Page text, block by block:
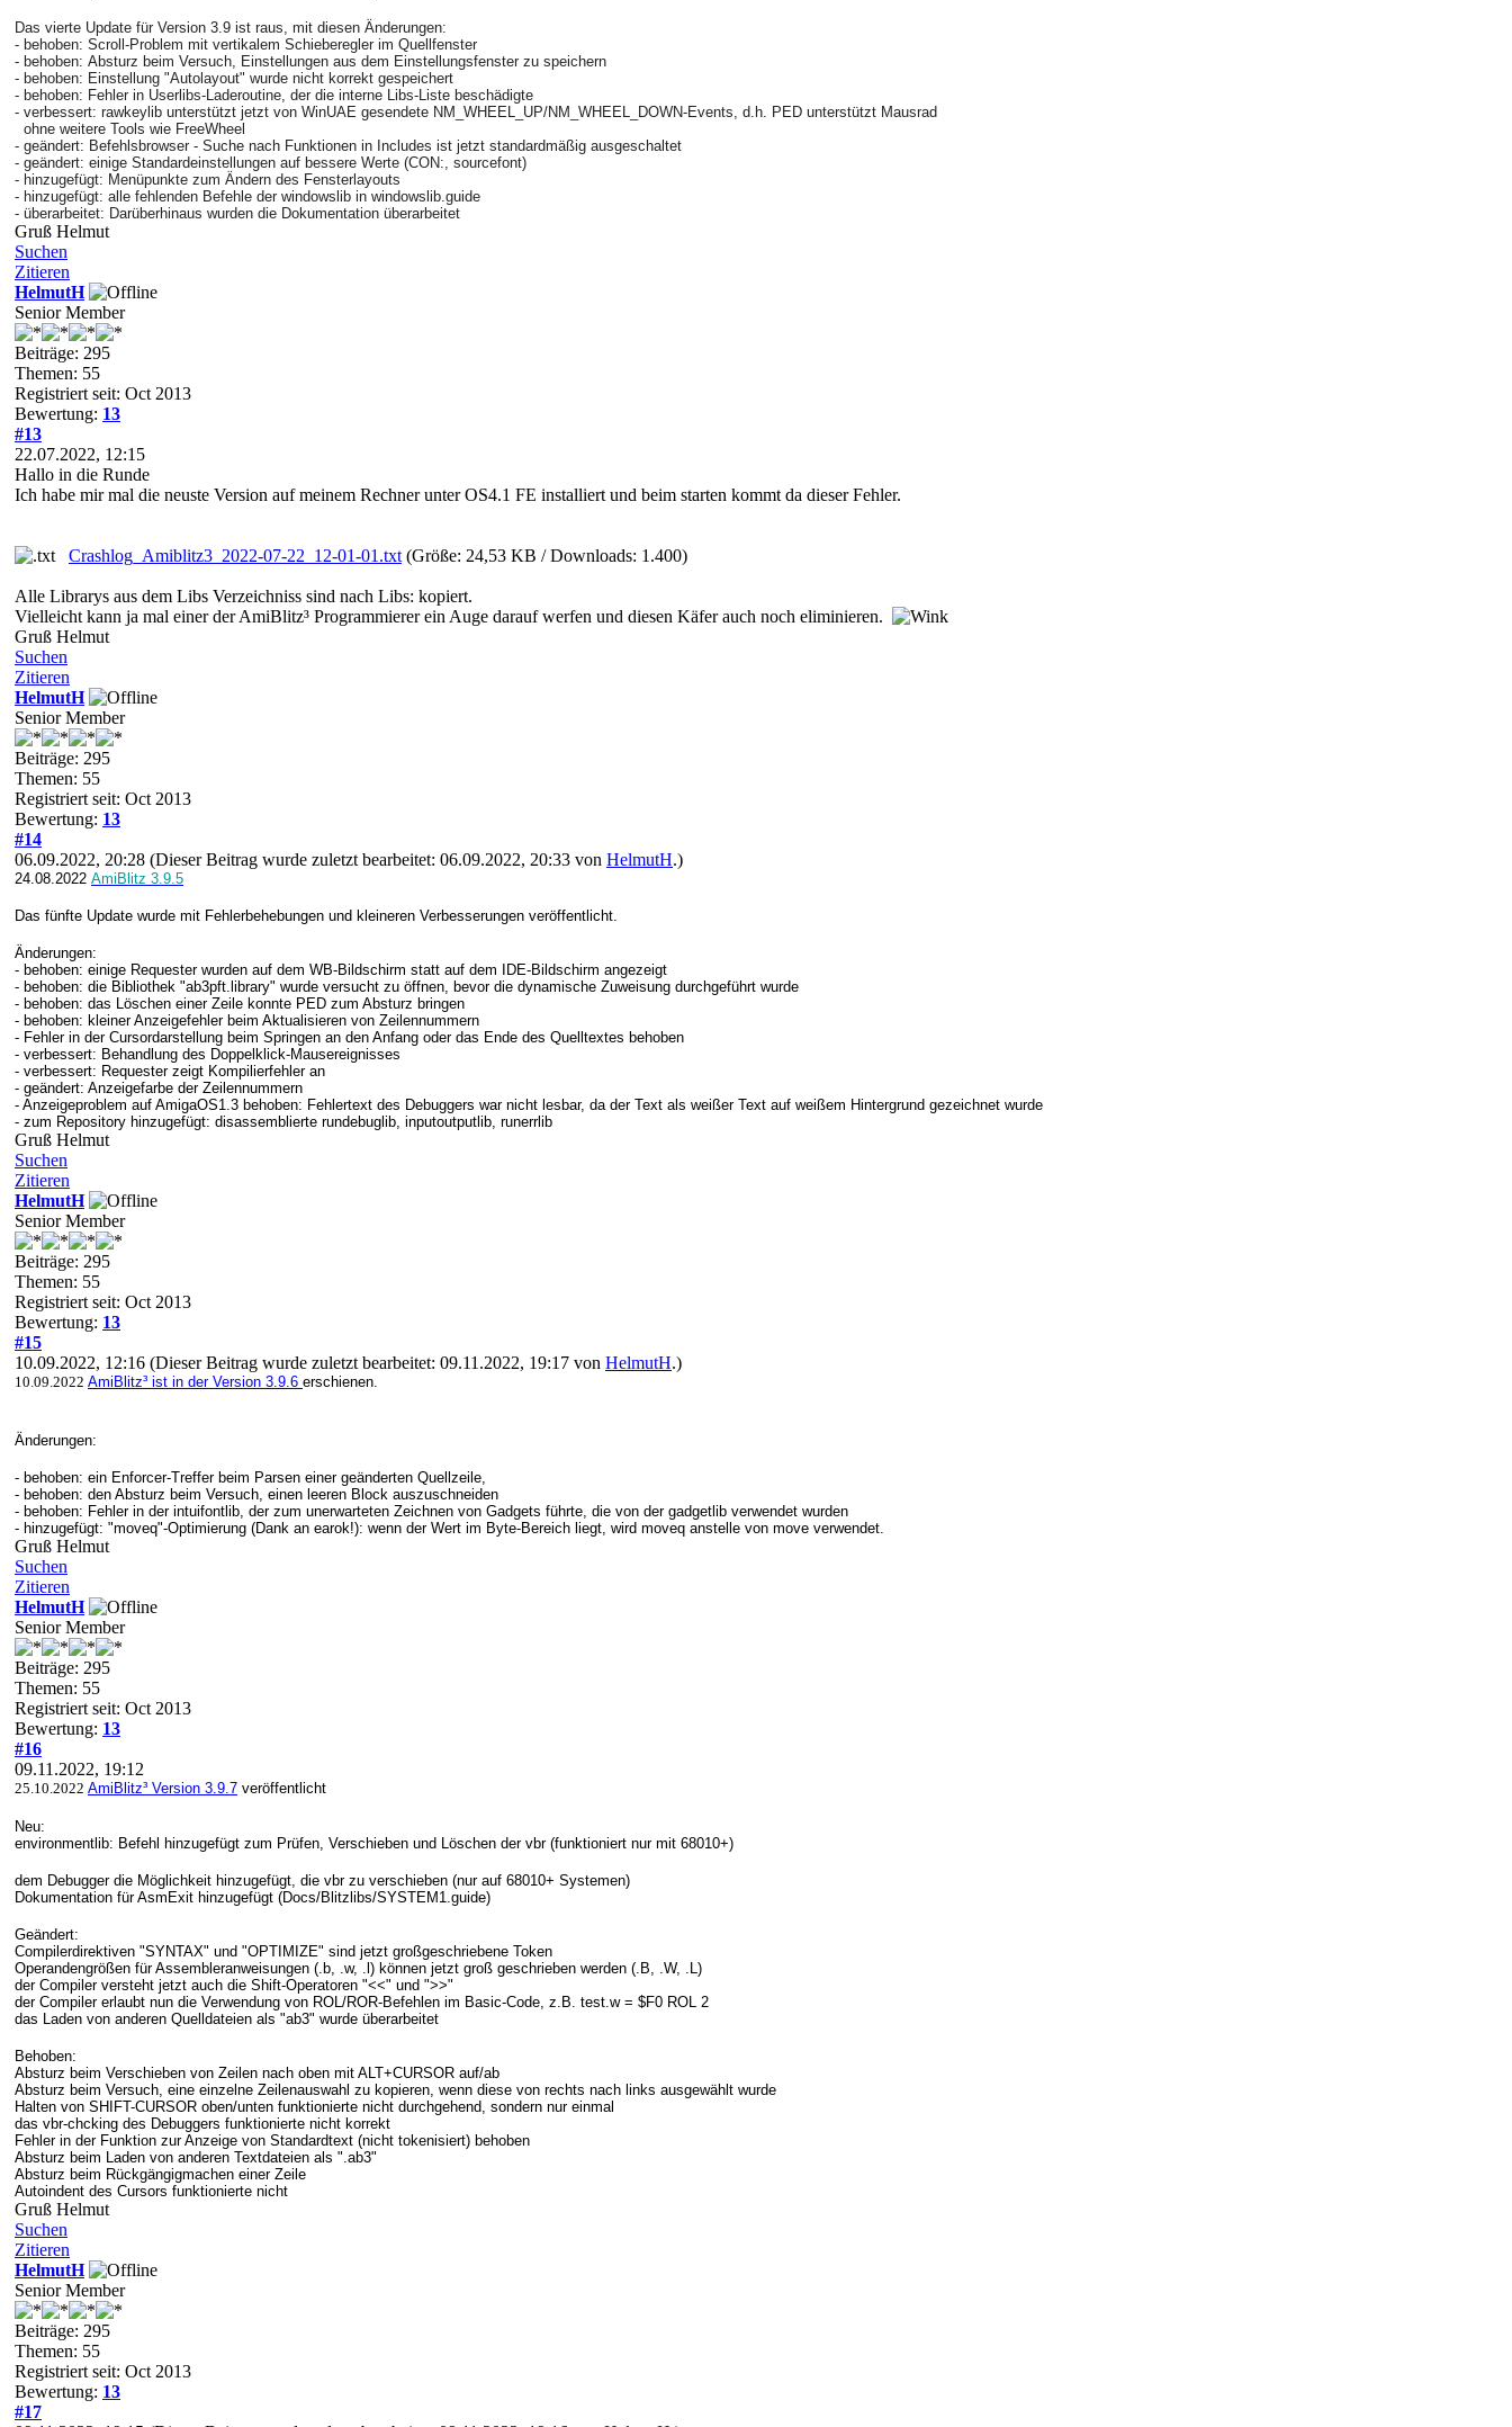
Das vierte Update für Version 3.9 ist raus, mit diesen Änderungen:
- behoben: Scroll-Problem mit vertikalem Schieberegler im Quellfenster
- behoben: Absturz beim Versuch, Einstellungen aus dem Einstellungsfenster zu speichern
- behoben: Einstellung "Autolayout" wurde nicht korrekt gespeichert
- behoben: Fehler in Userlibs-Laderoutine, der die interne Libs-Liste beschädigte
- verbessert: rawkeylib unterstützt jetzt von WinUAE gesendete NM_WHEEL_UP/NM_WHEEL_DOWN-Events, d.h. PED unterstützt Mausrad
ohne weitere Tools wie FreeWheel
- geändert: Befehlsbrowser - Suche nach Funktionen in Includes ist jetzt standardmäßig ausgeschaltet
- geändert: einige Standardeinstellungen auf bessere Werte (CON:, sourcefont)
- hinzugefügt: Menüpunkte zum Ändern des Fensterlayouts
- hinzugefügt: alle fehlenden Befehle der windowslib in windowslib.guide
- überarbeitet: Darüberhinaus wurden die Dokumentation überarbeitet
Gruß Helmut
Suchen
Zitieren
HelmutH
Senior Member
Beiträge: 295
Themen: 55
Registriert seit: Oct 2013
Bewertung: 13
#13
22.07.2022, 12:15
Hallo in die Runde
Ich habe mir mal die neuste Version auf meinem Rechner unter OS4.1 FE installiert und beim starten kommt da dieser Fehler.
Crashlog_Amiblitz3_2022-07-22_12-01-01.txt (Größe: 24,53 KB / Downloads: 1.400)
Alle Librarys aus dem Libs Verzeichniss sind nach Libs: kopiert.
Vielleicht kann ja mal einer der AmiBlitz³ Programmierer ein Auge darauf werfen und diesen Käfer auch noch eliminieren.
Gruß Helmut
Suchen
Zitieren
HelmutH
Senior Member
Beiträge: 295
Themen: 55
Registriert seit: Oct 2013
Bewertung: 13
#14
06.09.2022, 20:28 (Dieser Beitrag wurde zuletzt bearbeitet: 06.09.2022, 20:33 von HelmutH.)
24.08.2022 AmiBlitz 3.9.5
Das fünfte Update wurde mit Fehlerbehebungen und kleineren Verbesserungen veröffentlicht.
Änderungen:
- behoben: einige Requester wurden auf dem WB-Bildschirm statt auf dem IDE-Bildschirm angezeigt
- behoben: die Bibliothek "ab3pft.library" wurde versucht zu öffnen, bevor die dynamische Zuweisung durchgeführt wurde
- behoben: das Löschen einer Zeile konnte PED zum Absturz bringen
- behoben: kleiner Anzeigefehler beim Aktualisieren von Zeilennummern
- Fehler in der Cursordarstellung beim Springen an den Anfang oder das Ende des Quelltextes behoben
- verbessert: Behandlung des Doppelklick-Mausereignisses
- verbessert: Requester zeigt Kompilierfehler an
- geändert: Anzeigefarbe der Zeilennummern
- Anzeigeproblem auf AmigaOS1.3 behoben: Fehlertext des Debuggers war nicht lesbar, da der Text als weißer Text auf weißem Hintergrund gezeichnet wurde
- zum Repository hinzugefügt: disassemblierte rundebuglib, inputoutputlib, runerrlib
Gruß Helmut
Suchen
Zitieren
HelmutH
Senior Member
Beiträge: 295
Themen: 55
Registriert seit: Oct 2013
Bewertung: 13
#15
10.09.2022, 12:16 (Dieser Beitrag wurde zuletzt bearbeitet: 09.11.2022, 19:17 von HelmutH.)
10.09.2022 AmiBlitz³ ist in der Version 3.9.6 erschienen.
Änderungen:
- behoben: ein Enforcer-Treffer beim Parsen einer geänderten Quellzeile,
- behoben: den Absturz beim Versuch, einen leeren Block auszuschneiden
- behoben: Fehler in der intuifontlib, der zum unerwarteten Zeichnen von Gadgets führte, die von der gadgetlib verwendet wurden
- hinzugefügt: "moveq"-Optimierung (Dank an earok!): wenn der Wert im Byte-Bereich liegt, wird moveq anstelle von move verwendet.
Gruß Helmut
Suchen
Zitieren
HelmutH
Senior Member
Beiträge: 295
Themen: 55
Registriert seit: Oct 2013
Bewertung: 13
#16
09.11.2022, 19:12
25.10.2022 AmiBlitz³ Version 3.9.7 veröffentlicht
Neu:
environmentlib: Befehl hinzugefügt zum Prüfen, Verschieben und Löschen der vbr (funktioniert nur mit 68010+)
dem Debugger die Möglichkeit hinzugefügt, die vbr zu verschieben (nur auf 68010+ Systemen)
Dokumentation für AsmExit hinzugefügt (Docs/Blitzlibs/SYSTEM1.guide)
Geändert:
Compilerdirektiven "SYNTAX" und "OPTIMIZE" sind jetzt großgeschriebene Token
Operandengrößen für Assembleranweisungen (.b, .w, .l) können jetzt groß geschrieben werden (.B, .W, .L)
der Compiler versteht jetzt auch die Shift-Operatoren "<<" und ">>"
der Compiler erlaubt nun die Verwendung von ROL/ROR-Befehlen im Basic-Code, z.B. test.w = $F0 ROL 2
das Laden von anderen Quelldateien als "ab3" wurde überarbeitet
Behoben:
Absturz beim Verschieben von Zeilen nach oben mit ALT+CURSOR auf/ab
Absturz beim Versuch, eine einzelne Zeilenauswahl zu kopieren, wenn diese von rechts nach links ausgewählt wurde
Halten von SHIFT-CURSOR oben/unten funktionierte nicht durchgehend, sondern nur einmal
das vbr-chcking des Debuggers funktionierte nicht korrekt
Fehler in der Funktion zur Anzeige von Standardtext (nicht tokenisiert) behoben
Absturz beim Laden von anderen Textdateien als ".ab3"
Absturz beim Rückgängigmachen einer Zeile
Autoindent des Cursors funktionierte nicht
Gruß Helmut
Suchen
Zitieren
HelmutH
Senior Member
Beiträge: 295
Themen: 55
Registriert seit: Oct 2013
Bewertung: 13
#17